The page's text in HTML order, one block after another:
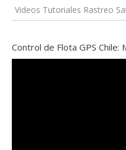
Videos Tutoriales Rastreo
Control de Flota GPS Chile: